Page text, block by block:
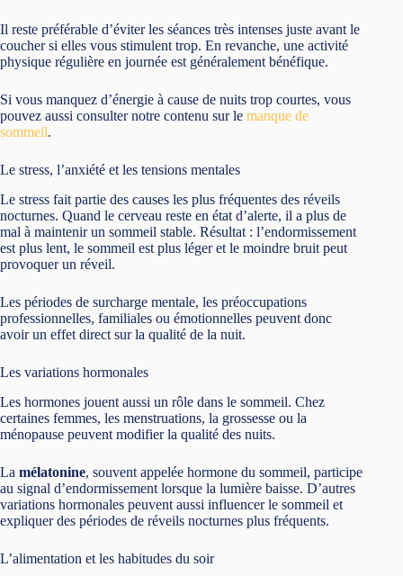
Il reste préférable d’éviter les séances très intenses juste avant le
coucher si elles vous stimulent trop. En revanche, une activité
physique régulière en journée est généralement bénéfique.
Si vous manquez d’énergie à cause de nuits trop courtes, vous
pouvez aussi consulter notre contenu sur le manque de
sommeil.
Le stress, l’anxiété et les tensions mentales
Le stress fait partie des causes les plus fréquentes des réveils
nocturnes. Quand le cerveau reste en état d’alerte, il a plus de
mal à maintenir un sommeil stable. Résultat : l’endormissement
est plus lent, le sommeil est plus léger et le moindre bruit peut
provoquer un réveil.
Les périodes de surcharge mentale, les préoccupations
professionnelles, familiales ou émotionnelles peuvent donc
avoir un effet direct sur la qualité de la nuit.
Les variations hormonales
Les hormones jouent aussi un rôle dans le sommeil. Chez
certaines femmes, les menstruations, la grossesse ou la
ménopause peuvent modifier la qualité des nuits.
La mélatonine, souvent appelée hormone du sommeil, participe
au signal d’endormissement lorsque la lumière baisse. D’autres
variations hormonales peuvent aussi influencer le sommeil et
expliquer des périodes de réveils nocturnes plus fréquents.
L’alimentation et les habitudes du soir